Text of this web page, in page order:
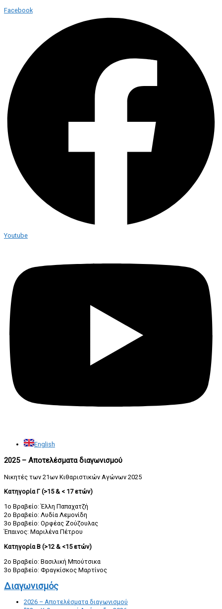
Facebook
Youtube
English
2025 – Αποτελέσματα διαγωνισμού
Νικητές των 21ων Κιθαριστικών Αγώνων 2025
Κατηγορία Γ (>15 & < 17 ετών)
1ο Βραβείο: Έλλη Παπαχατζή
2ο Βραβείο: Λυδία Λεμονίδη
3ο Βραβείο: Ορφέας Ζούζουλας
Έπαινος: Μαριλένα Πέτρου
Κατηγορία Β (>12 & <15 ετών)
2ο Βραβείο: Βασιλική Μπούτσικα
3ο Βραβείο: Φραγκίσκος Μαρτίνος
Διαγωνισμός
2026 – Αποτελέσματα διαγωνισμού